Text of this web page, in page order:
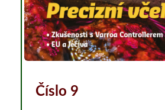
Číslo 9